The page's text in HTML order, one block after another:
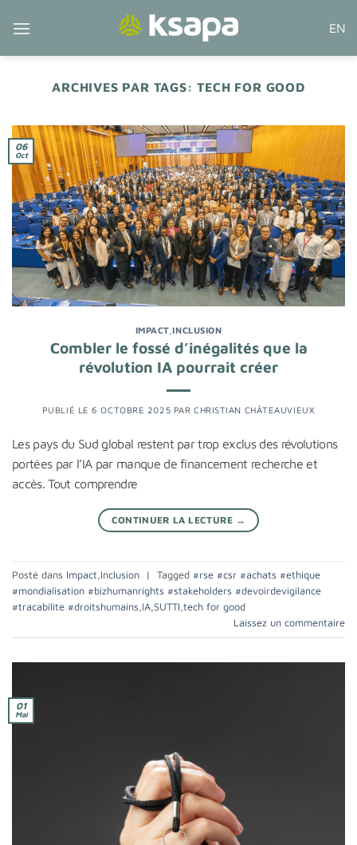
EN
ARCHIVES PAR TAGS:TECH FOR GOOD
06
Oct
IMPACT,INCLUSION
Combler le fossé d’inégalités que la
révolution IA pourrait créer
PUBLIÉ LE6 OCTOBRE 2025 PAR CHRISTIAN CHÂTEAUVIEUX
Les pays du Sud global restent par trop exclus des révolutions
portées par l’IA par manque de financement recherche et
accès. Tout comprendre
CONTINUER LA LECTURE →
Posté dans Impact Inclusion | Tagged #rse #csr #achats #ethique
#mondialisation #bizhumanrights #stakeholders #devoirdevigilance
#tracabilite #droitshumains IA SUTTI tech for good
Laissez un commentaire
01
Mai